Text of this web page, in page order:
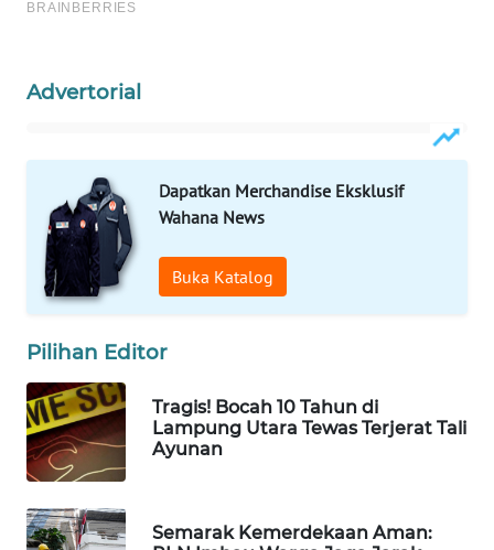
Advertorial
Dapatkan Merchandise Eksklusif
Wahana News
Buka Katalog
Pilihan Editor
Tragis! Bocah 10 Tahun di
Lampung Utara Tewas Terjerat Tali
Ayunan
Semarak Kemerdekaan Aman:
WAHANA
WAHANA
UMKM
WAHANA
SELEB
PERSONA
WAHANA
OTOMOTIF
HEALTH